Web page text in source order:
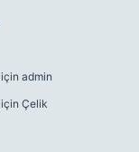
için admin
için Çelik